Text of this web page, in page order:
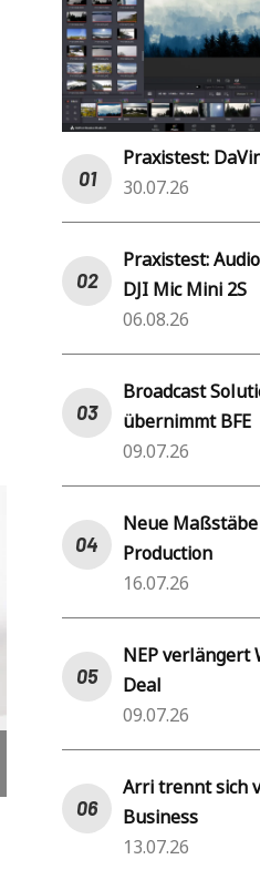
Praxistest:
30.07.26
Praxistest:
DJI Mic Mini 2S
06.08.26
Broadcast
übernimmt BFE
09.07.26
Neue
Production
16.07.26
NEP verlängert
Deal
09.07.26
Arri trennt sich
Business
13.07.26